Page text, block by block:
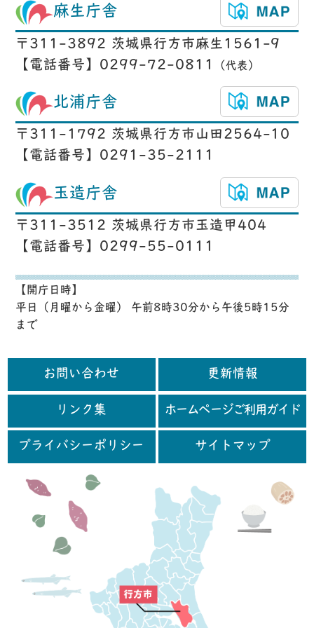
麻生庁舎
〒311-3892 茨城県行方市麻生1561-9
【電話番号】0299-72-0811
（代表）
北浦庁舎
〒311-1792 茨城県行方市山田2564-10
【電話番号】0291-35-2111
玉造庁舎
〒311-3512 茨城県行方市玉造甲404
【電話番号】0299-55-0111
【開庁日時】
平日（月曜から金曜） 午前8時30分から午後5時15分
まで
お問い合わせ 更新情報
リンク集 ホームページご利用ガイド
プライバシーポリシー サイトマップ